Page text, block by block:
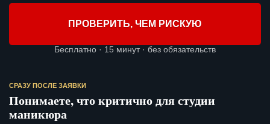
ПРОВЕРИТЬ, ЧЕМ РИСКУЮ
Бесплатно · 15 минут · без обязательств
СРАЗУ ПОСЛЕ ЗАЯВКИ
Понимаете, что критично для студии
маникюра